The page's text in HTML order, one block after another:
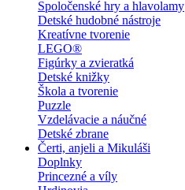
Spoločenské hry a hlavolamy
Detské hudobné nástroje
Kreatívne tvorenie
LEGO®
Figúrky a zvieratká
Detské knižky
Škola a tvorenie
Puzzle
Vzdelávacie a náučné
Detské zbrane
Čerti, anjeli a Mikuláši
Doplnky
Princezné a víly